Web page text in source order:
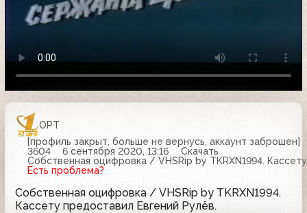
ОРТ
[профиль закрыт, больше не вернусь, аккаунт заброшен]
3604
6 сентября 2020, 13:16
Скачать
Собственная оцифровка / VHSRip by TKRXN1994.
Есть проблема?
Собственная оцифровка / VHSRip by TKRXN1994.
Кассету предоставил Евгений Рулёв.